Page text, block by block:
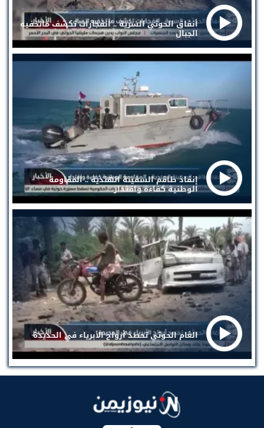
أنفاق الحوثي السرية .. انفجارات تكشف ماتخفيه
الجبال
إنقاذ طاقم السفينة الهندية .. المقاومة
الوطنية كفاءة واقتدار
الغام الحوثي تحصد أرواح الأبرياء في الحديدة